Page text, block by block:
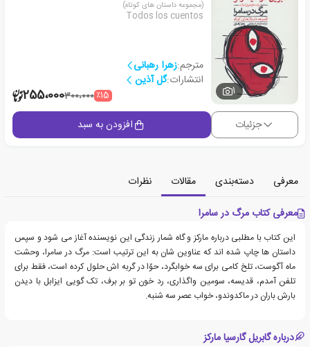
1
(مجموعه داستان های کوتاه)
Todos los cuentos
مترجم:زهرا رهبانی
انتشارات:گل آذین
٪15300،000255،000
جزئیات افزودن به سبد
معرفی دسته‌بندی مقالات
نظرات
معرفی کتاب مرگ در سامرا
این کتاب با مطلبی درباره مارکز و گاه شمار زندگی این نویسنده آغاز می شود و سپس
داستان ها چاپ شده اند که عناوین شان به این ترتیب است: مرگ در سامرا، وحشت
ماه آگوست، تلخ کامی برای سه خوابگرد، حوّا در گربه اش حلول کرده است، فقط برای
تلفن آمدم، قدیسه، سومین واگذاری، رد خون تو بر برف، تک گویی ایزابل با دیدن
بارش باران در ماکدوندو، خواب عصر سه شنبه.
درباره گابریل گارسیا مارکز